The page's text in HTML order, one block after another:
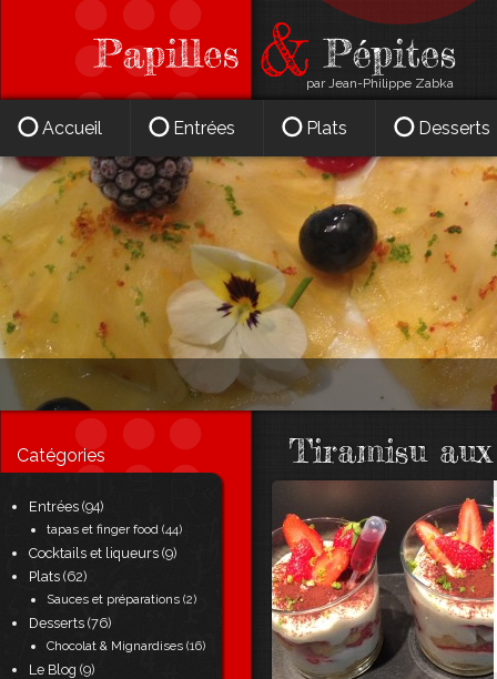
par Jean-Philippe Zabka
Catégories
Entrées (94)
tapas et finger food (44)
Cocktails et liqueurs (9)
Plats (62)
Sauces et préparations (2)
Desserts (76)
Chocolat & Mignardises (16)
Le Blog (9)
Tiramisu
Accueil Entrées Plats Desserts